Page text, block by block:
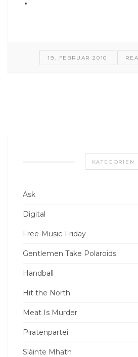
19. FEBRUAR 2010
KATEGORIEN
Ask
Digital
Free-Music-Friday
Gentlemen Take Polaroids
Handball
Hit the North
Meat Is Murder
Piratenpartei
Slàinte Mhath